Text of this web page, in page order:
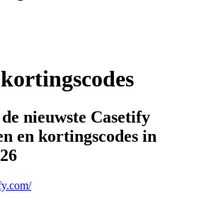
nieuwste Casetify
en kortingscodes in